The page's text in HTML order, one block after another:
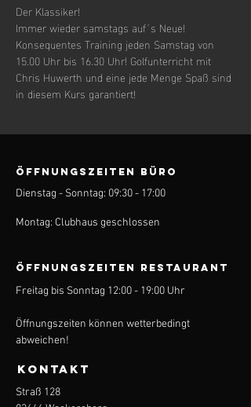
Der Klassiker!
Immer wieder samstags auf´s Neue!
Konsequentes Training jeden Samstag von
15.00 Uhr bis 16.30 Uhr! Golfunterricht mit
Chris Huwerth und eine jede Menge Spaß sind
in diesem Kurs garantiert!
ÖFFNUNGSZEITEN BÜRO
Dienstag - Sonntag: 09:30 - 17:00
Montag: Clubhaus geschlossen
ÖFFNUNGSZEITEN Restaurant
Freitag bis Sonntag 12:00 - 19:00 Uhr
Öffnungszeiten können wetterbedingt
abweichen!
KONTAKT
Straß 128